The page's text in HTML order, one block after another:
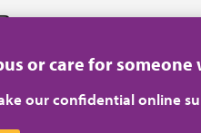
on Twitter
us on YouTube
Follow us on Instagram
or care for someone
our confidential online